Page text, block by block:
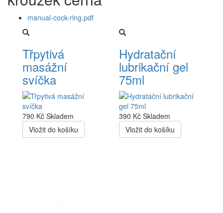
manual-cock-ring.pdf
Třpytivá
masážní
svíčka
790 Kč Skladem
Vložit do košíku
Hydratační
lubrikační gel
75ml
390 Kč Skladem
Vložit do košíku